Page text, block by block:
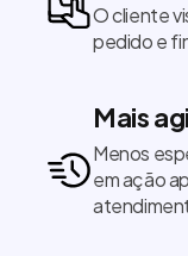
O cliente
pedido e
Mais
Menos
em ação